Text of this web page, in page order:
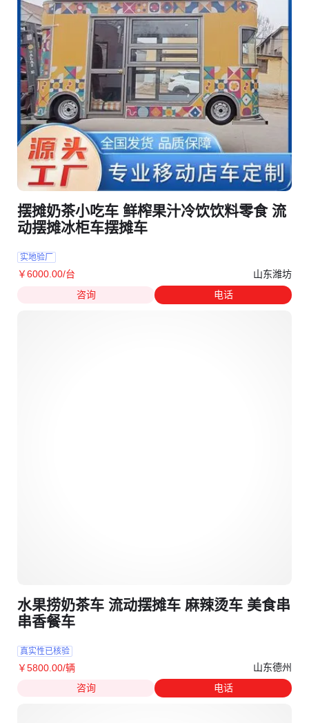
摆摊奶茶小吃车 鲜榨果汁冷饮饮料零食 流
动摆摊冰柜车摆摊车
实地验厂
￥6000 .00/台
山东潍坊
咨询
电话
水果捞奶茶车 流动摆摊车 麻辣烫车 美食串
串香餐车
真实性已核验
￥5800 .00/辆
山东德州
咨询
电话